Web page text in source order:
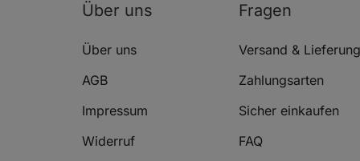
AUDI A4 B5 (8D2)
AUDI A4 B5 (8D2)
Über uns
Über uns
AGB
Impressum
Widerruf
Fragen
Versand & Lieferung
Zahlungsarten
Sicher einkaufen
FAQ